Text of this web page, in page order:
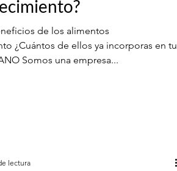
de los alimentos
¿Cuántos de ellos ya incorporas en tu
SANO Somos una empresa...
lectura